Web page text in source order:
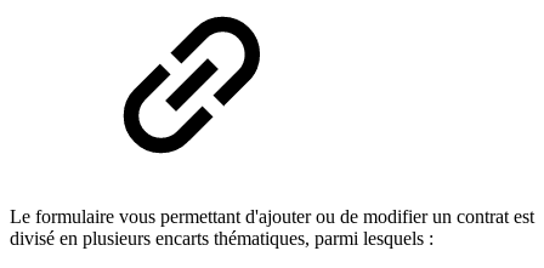
Le formulaire vous permettant d'ajouter ou de modifier un contrat est
divisé en plusieurs encarts thématiques, parmi lesquels :